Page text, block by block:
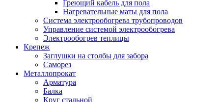
Греющий кабель для пола
Нагревательные маты для пола
Система электрообогрева трубопроводов
Управление системой электрообогрева
Электрообогрев теплицы
Крепеж
Заглушки на столбы для забора
Саморез
Металлопрокат
Арматура
Балка
Круг стальной